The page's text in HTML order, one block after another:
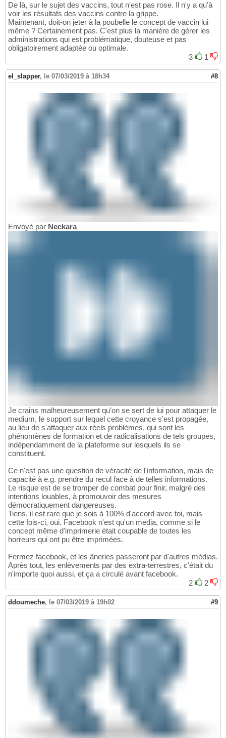
De là, sur le sujet des vaccins, tout n'est pas rose. Il n'y a qu'à
voir les résultats des vaccins contre la grippe.
Maintenant, doit-on jeter à la poubelle le concept de vaccin lui
même ? Certainement pas. C'est plus la manière de gérer les
administrations qui est problématique, douteuse et pas
obligatoirement adaptée ou optimale.
3
1
el_slapper, le 07/03/2019 à 18h34 #8
Envoyé par Neckara
Je crains malheureusement qu'on se sert de lui pour attaquer le
medium, le support sur lequel cette croyance s'est propagée,
au lieu de s'attaquer aux réels problèmes, qui sont les
phénomènes de formation et de radicalisations de tels groupes,
indépendamment de la plateforme sur lesquels ils se
constituent.
Ce n'est pas une question de véracité de l'information, mais de
capacité à e.g. prendre du recul face à de telles informations.
Le risque est de se tromper de combat pour finir, malgré des
intentions louables, à promouvoir des mesures
démocratiquement dangereuses.
Tiens, il est rare que je sois à 100% d'accord avec toi, mais
cette fois-ci, oui. Facebook n'est qu'un media, comme si le
concept même d'imprimerie était coupable de toutes les
horreurs qui ont pu être imprimées.
Fermez facebook, et les âneries passeront par d'autres médias.
Après tout, les enlèvements par des extra-terrestres, c'était du
n'importe quoi aussi, et ça a circulé avant facebook.
2
2
ddoumeche, le 07/03/2019 à 19h02 #9